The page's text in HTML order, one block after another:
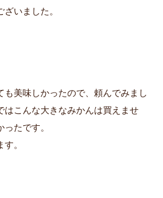
いました。
も美味しかったので、頼んでみまし
はこんな大きなみかんは買えませ
たです。
。